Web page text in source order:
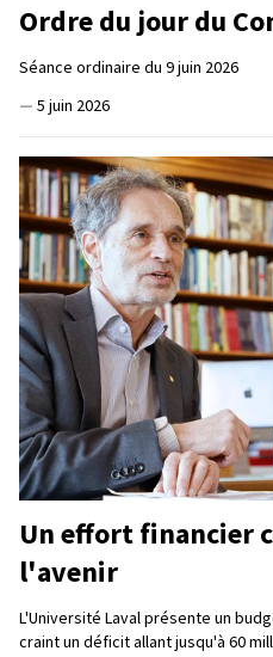
Ordre du jour du
Séance ordinaire du 9 juin 2026
— 5 juin 2026
Un effort financier
l'avenir
L'Université Laval présente un
craint un déficit allant jusqu'à 60